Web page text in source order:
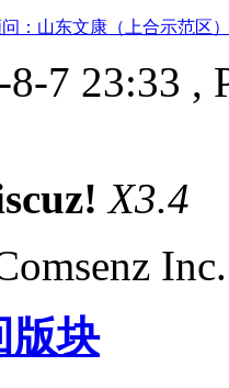
：山东文康（上合示范区
7 23:33 ,
X3.4
Inc.
版块